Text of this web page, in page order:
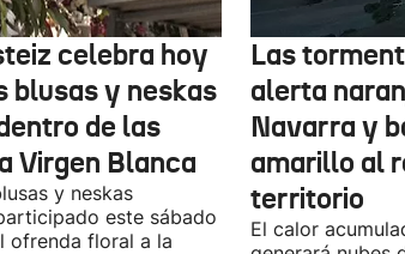
celebra hoy
blusas y neskas
de las
Virgen Blanca
y neskas
este sábado
ofrenda floral a la
Las
alerta
Navarra y
amarillo al
territorio
El calor